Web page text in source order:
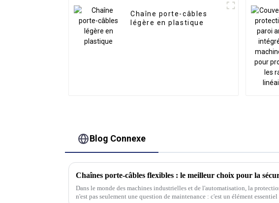
Chaîne porte-câbles
légère en plastique
Blog Connexe
Dans le monde des machines industrielles et de l'automatisation, la
n'est pas seulement une question de maintenance : c'est un élément essentiel